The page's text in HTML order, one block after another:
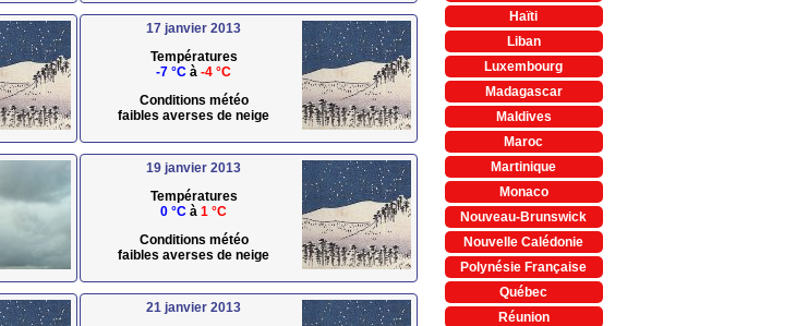
17 janvier 2013
Températures
-7 °C à -4 °C
Conditions météo
faibles averses de neige
19 janvier 2013
Températures
0 °C à 1 °C
Conditions météo
faibles averses de neige
21 janvier 2013
Haïti
Liban
Luxembourg
Madagascar
Maldives
Maroc
Martinique
Monaco
Nouveau-Brunswick
Nouvelle Calédonie
Polynésie Française
Québec
Réunion